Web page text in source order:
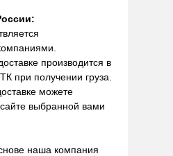
производится в
при получении груза.
можете
выбранной вами
наша компания